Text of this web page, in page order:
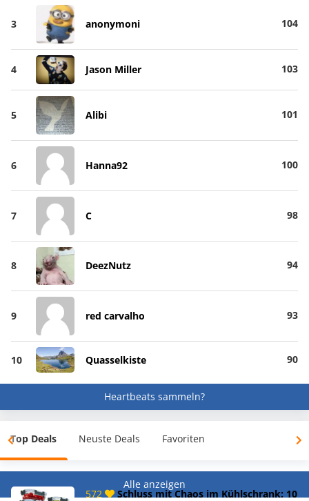
3 anonymoni 104
4 Jason Miller 103
5 Alibi 101
6 Hanna92 100
7 C 98
8 DeezNutz 94
9 red carvalho 93
10 Quasselkiste 90
Heartbeats sammeln?
Top Deals Neuste Deals Favoriten
Alle anzeigen
572
Schluss mit Chaos im Kühlschrank: 10